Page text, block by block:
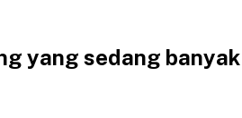
yang sedang